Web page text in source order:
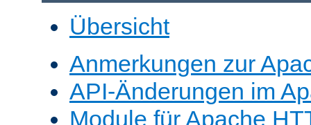
Übersicht
Anmerkungen zur
API-Änderungen im
Module für Apache